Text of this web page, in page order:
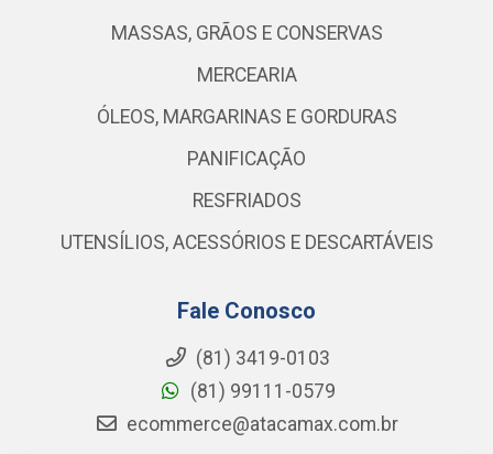
MASSAS, GRÃOS E CONSERVAS
MERCEARIA
ÓLEOS, MARGARINAS E GORDURAS
PANIFICAÇÃO
RESFRIADOS
UTENSÍLIOS, ACESSÓRIOS E DESCARTÁVEIS
Fale Conosco
(81) 3419-0103
(81) 99111-0579
ecommerce@atacamax.com.br